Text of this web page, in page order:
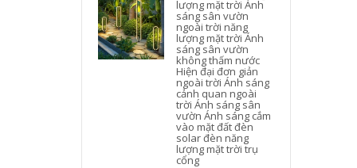
lượng mặt trời Ánh
sáng sân vườn
ngoài trời năng
lượng mặt trời Ánh
sáng sân vườn
không thấm nước
Hiện đại đơn giản
ngoài trời Ánh sáng
cảnh quan ngoài
trời Ánh sáng sân
vườn Ánh sáng cắm
vào mặt đất đèn
solar đèn năng
lượng mặt trời trụ
cổng